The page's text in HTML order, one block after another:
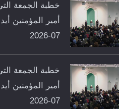
خطبة الجمعة
07-2026
خطبة الجمعة
07-2026